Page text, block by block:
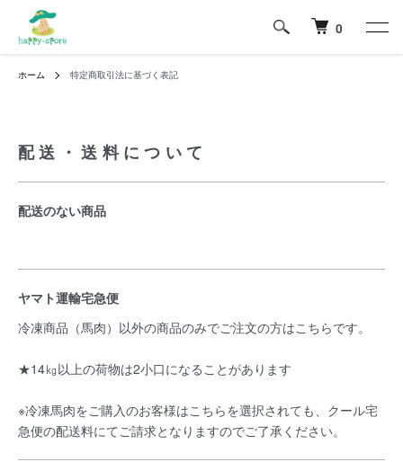
0
ホーム 特定商取引法に基づく表記
配送・送料について
配送のない商品
ヤマト運輸宅急便
冷凍商品（馬肉）以外の商品のみでご注文の方はこちらです。
★14㎏以上の荷物は2小口になることがあります
※冷凍馬肉をご購入のお客様はこちらを選択されても、クール宅
急便の配送料にてご請求となりますのでご了承ください。